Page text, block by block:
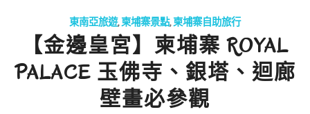
東南亞旅遊,柬埔寨景點,柬埔寨自助旅行
【金邊皇宮】柬埔寨 ROYAL
PALACE 玉佛寺、銀塔、迴廊
壁畫必參觀